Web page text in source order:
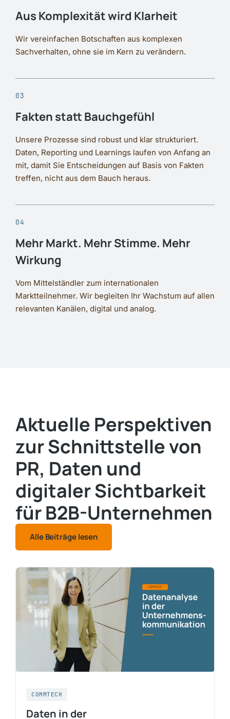
Aus Komplexität wird Klarheit
Wir vereinfachen Botschaften aus komplexen
Sachverhalten, ohne sie im Kern zu verändern.
03
Fakten statt Bauchgefühl
Unsere Prozesse sind robust und klar strukturiert.
Daten, Reporting und Learnings laufen von Anfang an
mit, damit Sie Entscheidungen auf Basis von Fakten
treffen, nicht aus dem Bauch heraus.
04
Mehr Markt. Mehr Stimme. Mehr
Wirkung
Vom Mittelständler zum internationalen
Marktteilnehmer. Wir begleiten Ihr Wachstum auf allen
relevanten Kanälen, digital und analog.
Aktuelle Perspektiven
zur Schnittstelle von
PR, Daten und
digitaler Sichtbarkeit
für B2B-Unternehmen
Alle Beiträge lesen
COMMTECH
Daten in der